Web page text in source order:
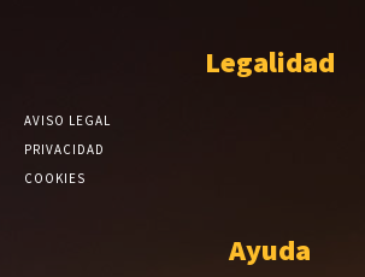
Legalidad
AVISO LEGAL
PRIVACIDAD
COOKIES
Ayuda